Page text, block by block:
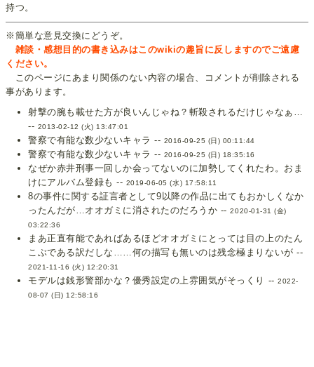
持つ。
※簡単な意見交換にどうぞ。
雑談・感想目的の書き込みはこのwikiの趣旨に反しますのでご遠慮
ください。
このページにあまり関係のない内容の場合、コメントが削除される
事があります。
射撃の腕も載せた方が良いんじゃね？斬殺されるだけじゃなぁ…
-- 2013-02-12 (火) 13:47:01
警察で有能な数少ないキャラ -- 2016-09-25 (日) 00:11:44
警察で有能な数少ないキャラ -- 2016-09-25 (日) 18:35:16
なぜか赤井刑事一回しか会ってないのに加勢してくれたわ。おま
けにアルバム登録も -- 2019-06-05 (水) 17:58:11
8の事件に関する証言者として9以降の作品に出てもおかしくなか
ったんだが…オオガミに消されたのだろうか --2020-01-31 (金)
03:22:36
まあ正直有能であればあるほどオオガミにとっては目の上のたん
こぶである訳だしな……何の描写も無いのは残念極まりないが --
2021-11-16 (火) 12:20:31
モデルは銭形警部かな？優秀設定の上雰囲気がそっくり --2022-
08-07 (日) 12:58:16